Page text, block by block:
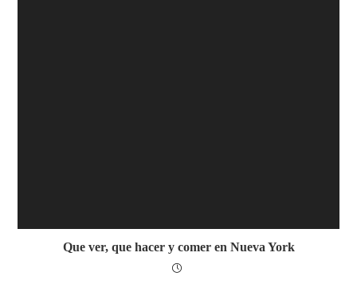
Que ver, que hacer y comer en Nueva York